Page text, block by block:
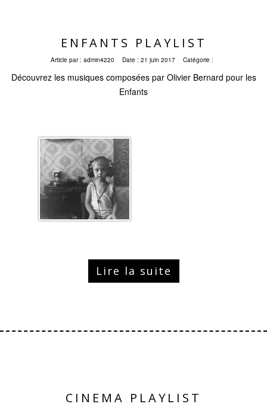
ENFANTS PLAYLIST
Article par : admin4220 Date : 21 juin 2017 Catégorie :
Découvrez les musiques composées par Olivier Bernard pour les
Enfants
Lire la suite
CINEMA PLAYLIST